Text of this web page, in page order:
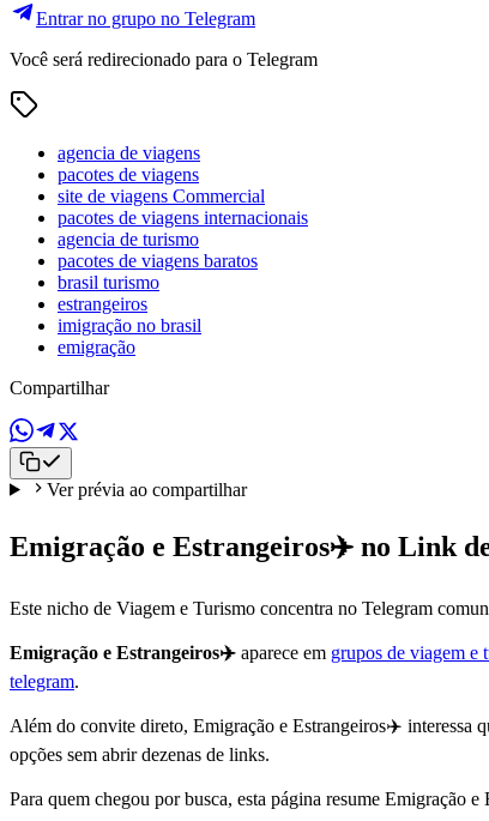
Entrar no grupo no Telegram
Você será redirecionado para o Telegram
agencia de viagens
pacotes de viagens
site de viagens Commercial
pacotes de viagens internacionais
agencia de turismo
pacotes de viagens baratos
brasil turismo
estrangeiros
imigração no brasil
emigração
Compartilhar
Ver prévia ao compartilhar
Emigração e Estrangeiros✈️ no Link
Este nicho de Viagem e Turismo concentra no Telegram
Emigração e Estrangeiros✈️ aparece em grupos de viagem e
telegram.
Além do convite direto, Emigração e Estrangeiros✈️ interessa
opções sem abrir dezenas de links.
Para quem chegou por busca, esta página resume Emigração